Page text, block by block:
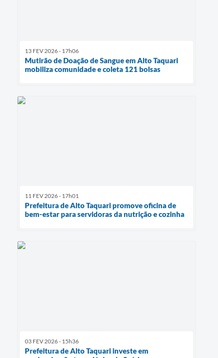
13 FEV 2026 - 17h06
Mutirão de Doação de Sangue em Alto Taquari
mobiliza comunidade e coleta 121 bolsas
11 FEV 2026 - 17h01
Prefeitura de Alto Taquari promove oficina de
bem-estar para servidoras da nutrição e cozinha
03 FEV 2026 - 15h36
Prefeitura de Alto Taquari investe em